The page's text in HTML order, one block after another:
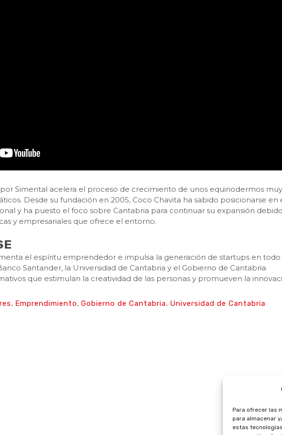
Para ofrecer las
para almacenar
estas
Simental acelera el proceso de crecimiento de unos equinodermos muy
Desde su fundación en 2005, Coco Chavita ha sabido posicionarse en
y ha puesto el foco sobre Cantabria para continuar su expansión
y empresariales que ofrece el entorno.
el espíritu emprendedor e impulsa la generación de startups en todo
Santander, la Universidad de Cantabria y el Gobierno de Cantabria
que estimulan la creatividad de las personas y promueven la
, Emprendimiento, Gobierno de Cantabria, Universidad de Cantabria